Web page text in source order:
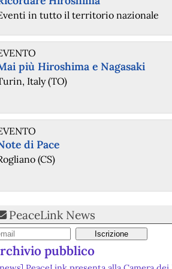
in tutto il territorio nazionale
più Hiroshima e Nagasaki
Italy (TO)
di Pace
(CS)
PeaceLink News
pubblico